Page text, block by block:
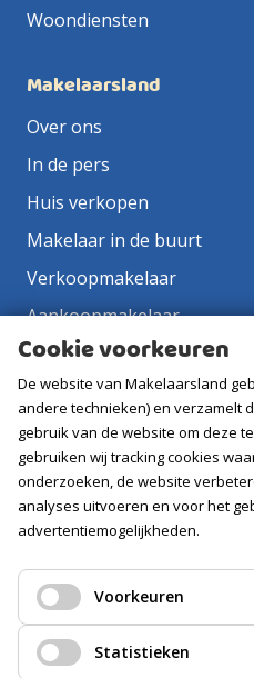
Woondiensten
Makelaarsland
Over ons
In de pers
Huis verkopen
Makelaar in de buurt
Verkoopmakelaar
Aankoopmakelaar
Contact
Vacatures
Volg ons
Cookie voorkeuren
De website van Makelaarsland
andere technieken) en verzamelt
gebruik van de website om deze
gebruiken wij tracking cookies
onderzoeken, de website
analyses uitvoeren en voor het
advertentiemogelijkheden.
Voorkeuren
Statistieken